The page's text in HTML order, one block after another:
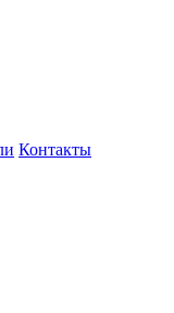
Контакты